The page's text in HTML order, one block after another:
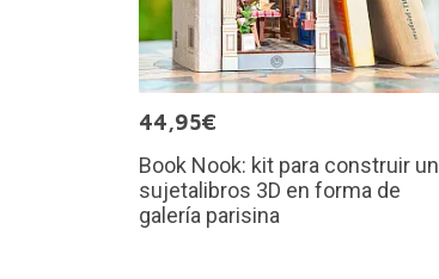
44,95€
Book Nook: kit para construir un
sujetalibros 3D en forma de
galería parisina